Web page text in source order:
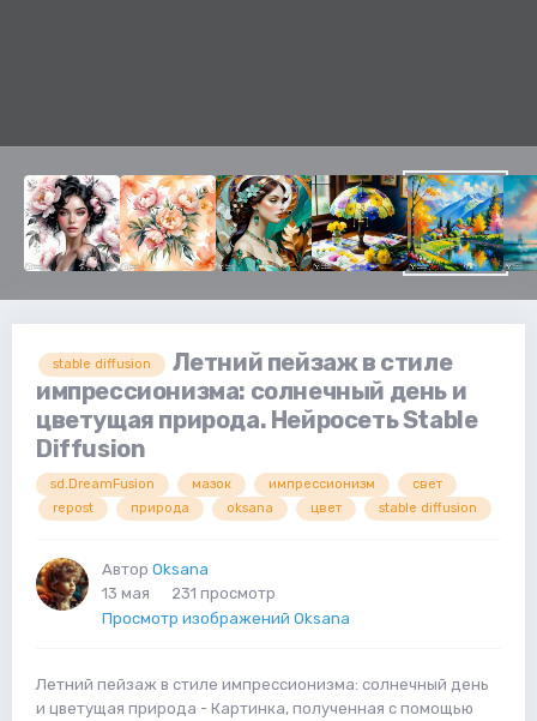
stable diffusion
Летний пейзаж в стиле
импрессионизма: солнечный день и
цветущая природа. Нейросеть Stable
Diffusion
sd.DreamFusion мазок импрессионизм
свет
repost
природа oksana цвет stable diffusion
Автор Oksana
13 мая
231 просмотр
Просмотр изображений Oksana
Летний пейзаж в стиле импрессионизма: солнечный день
и цветущая природа - Картинка, полученная с помощью